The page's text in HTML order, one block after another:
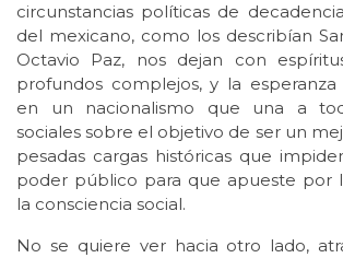
circunstancias políticas de
del mexicano, como los describían
Octavio Paz, nos dejan con
profundos complejos, y la
en un nacionalismo que una a
sociales sobre el objetivo de ser un
pesadas cargas históricas que
poder público para que apueste por
la consciencia social.
No se quiere ver hacia otro lado,